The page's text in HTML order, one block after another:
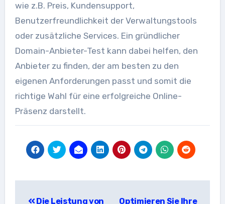
wie z.B. Preis, Kundensupport,
Benutzerfreundlichkeit der Verwaltungstools
oder zusätzliche Services. Ein gründlicher
Domain-Anbieter-Test kann dabei helfen, den
Anbieter zu finden, der am besten zu den
eigenen Anforderungen passt und somit die
richtige Wahl für eine erfolgreiche Online-
Präsenz darstellt.
Die Leistung von
Optimieren Sie Ihre